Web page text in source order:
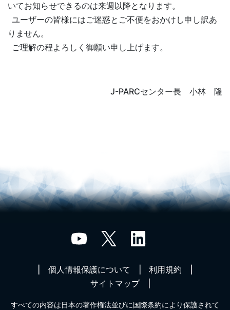
いてお知らせできるのは来週以降となります。
ユーザーの皆様にはご迷惑とご不便をおかけし申し訳あ
りません。
ご理解の程よろしく御願い申し上げます。
J-PARCセンター長 小林 隆
個人情報保護について
利用規約
サイトマップ
すべての内容は日本の著作権法並びに国際条約により保護されて